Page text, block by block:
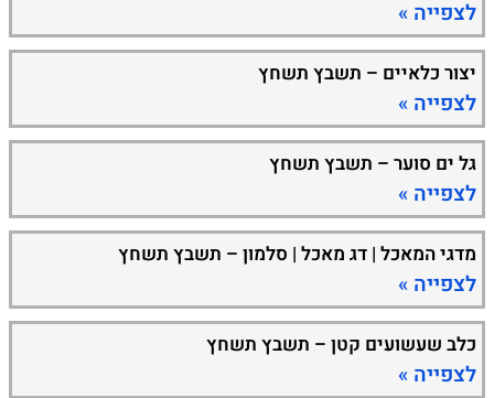
לצפייה »
יצור כלאיים – תשבץ תשחץ
לצפייה »
גל ים סוער – תשבץ תשחץ
לצפייה »
מדגי המאכל | דג מאכל | סלמון – תשבץ תשחץ
לצפייה »
כלב שעשועים קטן – תשבץ תשחץ
לצפייה »